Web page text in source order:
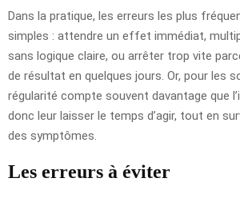
Dans la pratique, les erreurs les plus
simples : attendre un effet immédiat,
sans logique claire, ou arrêter trop vite
de résultat en quelques jours. Or, pour les
régularité compte souvent davantage que
donc leur laisser le temps d’agir, tout en
des symptômes.
Les erreurs à éviter